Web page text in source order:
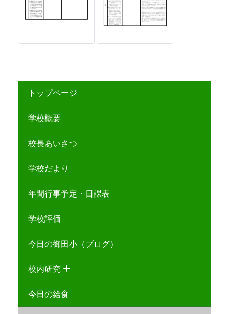
トップページ
学校概要
校長あいさつ
学校だより
年間行事予定・日課表
学校評価
今日の御田小（ブログ）
校内研究
今日の給食